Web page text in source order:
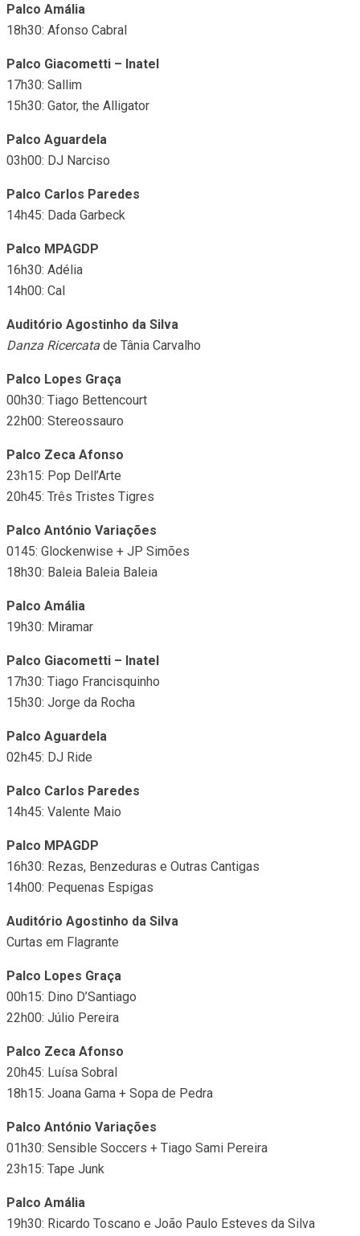
Palco Amália
18h30: Afonso Cabral
Palco Giacometti – Inatel
17h30: Sallim
15h30: Gator, the Alligator
Palco Aguardela
03h00: DJ Narciso
Palco Carlos Paredes
14h45: Dada Garbeck
Palco MPAGDP
16h30: Adélia
14h00: Cal
Auditório Agostinho da Silva
Danza Ricercata de Tânia Carvalho
Palco Lopes Graça
00h30: Tiago Bettencourt
22h00: Stereossauro
Palco Zeca Afonso
23h15: Pop Dell’Arte
20h45: Três Tristes Tigres
Palco António Variações
0145: Glockenwise + JP Simões
18h30: Baleia Baleia Baleia
Palco Amália
19h30: Miramar
Palco Giacometti – Inatel
17h30: Tiago Francisquinho
15h30: Jorge da Rocha
Palco Aguardela
02h45: DJ Ride
Palco Carlos Paredes
14h45: Valente Maio
Palco MPAGDP
16h30: Rezas, Benzeduras e Outras Cantigas
14h00: Pequenas Espigas
Auditório Agostinho da Silva
Curtas em Flagrante
Palco Lopes Graça
00h15: Dino D’Santiago
22h00: Júlio Pereira
Palco Zeca Afonso
20h45: Luísa Sobral
18h15: Joana Gama + Sopa de Pedra
Palco António Variações
01h30: Sensible Soccers + Tiago Sami Pereira
23h15: Tape Junk
Palco Amália
19h30: Ricardo Toscano e João Paulo Esteves da Silva